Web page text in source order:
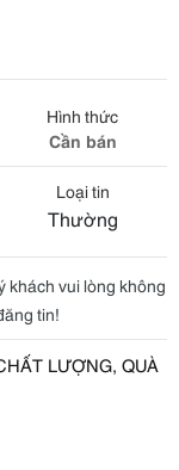
Hình thức
Cần bán
Loại tin
Thường
khách vui lòng không
tin!
LƯỢNG, QUÀ